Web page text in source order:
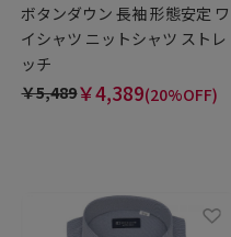
ボタンダウン 長袖 形態安定 ワ
イシャツ ニットシャツ ストレ
ッチ
￥5,489￥4,389(20%OFF)